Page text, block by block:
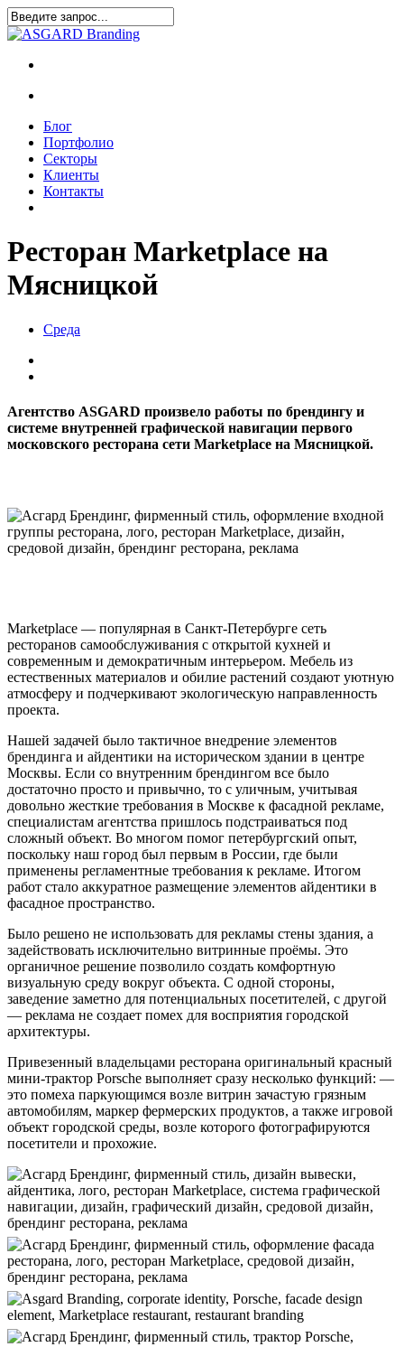
Блог
Портфолио
Секторы
Клиенты
Контакты
Ресторан Marketplace на
Мясницкой
Среда
Агентство ASGARD произвело работы по брендингу и
системе внутренней графической навигации первого
московского ресторана сети Marketplace на Мясницкой.
Marketplace — популярная в Санкт-Петербурге сеть
ресторанов самообслуживания с открытой кухней и
современным и демократичным интерьером. Мебель из
естественных материалов и обилие растений создают уютную
атмосферу и подчеркивают экологическую направленность
проекта.
Нашей задачей было тактичное внедрение элементов
брендинга и айдентики на историческом здании в центре
Москвы. Если со внутренним брендингом все было
достаточно просто и привычно, то с уличным, учитывая
довольно жесткие требования в Москве к фасадной рекламе,
специалистам агентства пришлось подстраиваться под
сложный объект. Во многом помог петербургский опыт,
поскольку наш город был первым в России, где были
применены регламентные требования к рекламе. Итогом
работ стало аккуратное размещение элементов айдентики в
фасадное пространство.
Было решено не использовать для рекламы стены здания, а
задействовать исключительно витринные проёмы. Это
органичное решение позволило создать комфортную
визуальную среду вокруг объекта. С одной стороны,
заведение заметно для потенциальных посетителей, с другой
— реклама не создает помех для восприятия городской
архитектуры.
Привезенный владельцами ресторана оригинальный красный
мини-трактор Porsche выполняет сразу несколько функций: —
это помеха паркующимся возле витрин зачастую грязным
автомобилям, маркер фермерских продуктов, а также игровой
объект городской среды, возле которого фотографируются
посетители и прохожие.